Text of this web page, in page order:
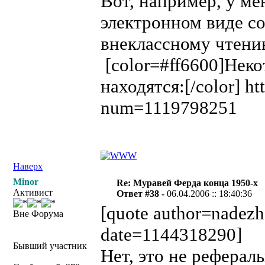
электронном виде
внеклассному
находятся:[/color]
num=1119798251
Наверх
Minor
Активист
Вне Форума
Бывший участник
Re: Муравей Ферда конца 1950-х
Ответ #38 -06.04.2006 :: 18:40:36
[quote
date=1144318290]
Нет, это не